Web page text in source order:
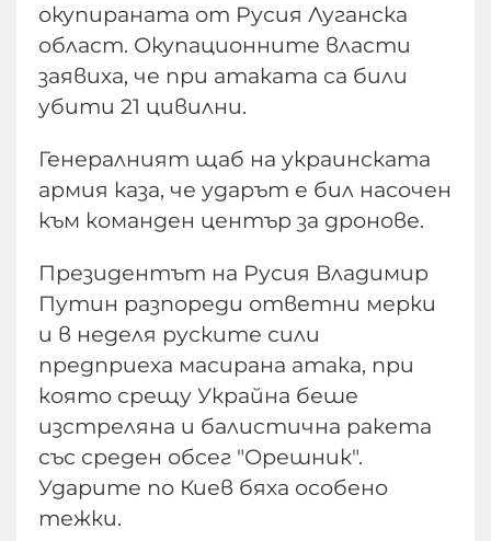
окупираната от Русия Луганска
област. Окупационните власти
заявиха, че при атаката са били
убити 21 цивилни.
Генералният щаб на украинската
армия каза, че ударът е бил насочен
към команден център за дронове.
Президентът на Русия Владимир
Путин разпореди ответни мерки
и в неделя руските сили
предприеха масирана атака, при
която срещу Украйна беше
изстреляна и балистична ракета
със среден обсег "Орешник".
Ударите по Киев бяха особено
тежки.